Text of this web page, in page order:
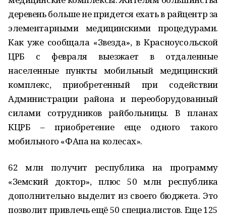
деревень больше не придется ехать в райцентр за
элементарными медицинскими процедурами.
Как уже сообщала «Звезда», в Красноусольской
ЦРБ с февраля выезжает в отдаленные
населенные пункты мобильный медицинский
комплекс, приобретенный при содействии
Администрации района и переоборудованный
силами сотрудников райбольницы. В планах
КЦРБ – приобретение еще одного такого
мобильного «ФАпа на колесах».
62 млн получит республика на программу
«Земский доктор», плюс 50 млн республика
дополнительно выделит из своего бюджета. Это
позволит привлечь ещё 50 специалистов. Еще 125